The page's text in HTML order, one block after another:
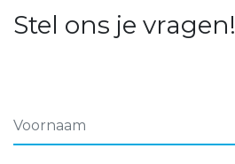
Stel ons je vragen!